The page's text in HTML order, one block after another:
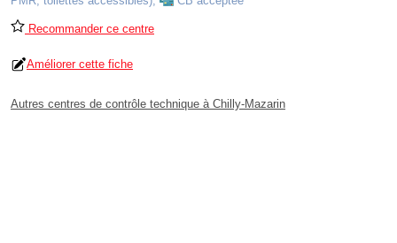
Recommander ce centre
Améliorer cette fiche
Autres centres de contrôle technique à Chilly-Mazarin